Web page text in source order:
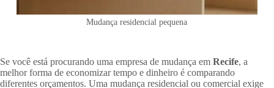
Mudança residencial pequena
Se você está procurando uma empresa de mudança em Recife, a
melhor forma de economizar tempo e dinheiro é comparando
diferentes orçamentos. Uma mudança residencial ou comercial exige